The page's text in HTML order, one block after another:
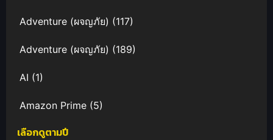
Adventure (ผจญภัย) (117)
Adventure (ผจญภัย) (189)
AI (1)
Amazon Prime (5)
Anal (ประตูหลัง)
เลือกดูตามปี